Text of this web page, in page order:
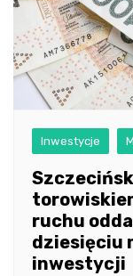
Inwestycje
ruchu
dziesięciu
inwestycji